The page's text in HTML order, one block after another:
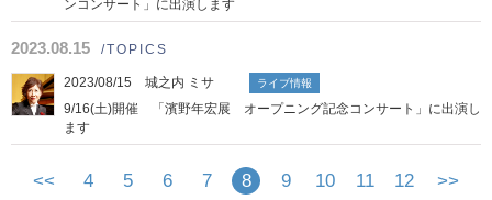
ンコンサート」に出演します
2023.08.15 /TOPICS
2023/08/15 城之内 ミサ ライブ情報
9/16(土)開催 「濱野年宏展 オープニング記念コンサート」に出演し
ます
<< 4 5 6 7 8 9 10 11 12 >>